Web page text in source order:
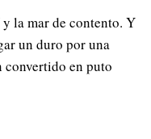
y la mar de contento. Y
un duro por una
convertido en puto